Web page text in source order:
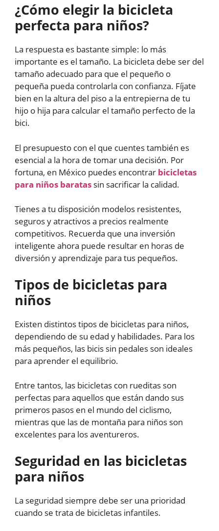
¿Cómo elegir la bicicleta
perfecta para niños?
La respuesta es bastante simple: lo más
importante es el tamaño. La bicicleta debe ser del
tamaño adecuado para que el pequeño o
pequeña pueda controlarla con confianza. Fíjate
bien en la altura del piso a la entrepierna de tu
hijo o hija para calcular el tamaño perfecto de la
bici.
El presupuesto con el que cuentes también es
esencial a la hora de tomar una decisión. Por
fortuna, en México puedes encontrar bicicletas
para niños baratas sin sacrificar la calidad.
Tienes a tu disposición modelos resistentes,
seguros y atractivos a precios realmente
competitivos. Recuerda que una inversión
inteligente ahora puede resultar en horas de
diversión y aprendizaje para tus pequeños.
Tipos de bicicletas para
niños
Existen distintos tipos de bicicletas para niños,
dependiendo de su edad y habilidades. Para los
más pequeños, las bicis sin pedales son ideales
para aprender el equilibrio.
Entre tantos, las bicicletas con rueditas son
perfectas para aquellos que están dando sus
primeros pasos en el mundo del ciclismo,
mientras que las de montaña para niños son
excelentes para los aventureros.
Seguridad en las bicicletas
para niños
La seguridad siempre debe ser una prioridad
cuando se trata de bicicletas infantiles.